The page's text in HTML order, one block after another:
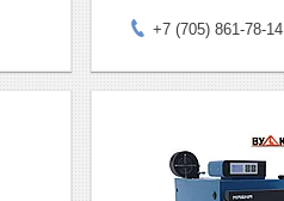
+7 (705) 861-78-14